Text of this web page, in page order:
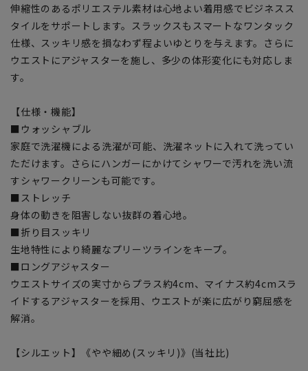
伸縮性のあるポリエステル素材は心地よい着用感でビジネスス
タイルをサポートします。スラックスもスマートなワンタック
仕様、スッキリ感を損なわず程よいゆとりを与えます。さらに
ウエストにアジャスターを施し、多少の体形変化にも対応しま
す。
【仕様・機能】
■ウォッシャブル
家庭で洗濯機による洗濯が可能、洗濯ネットに入れて洗ってい
ただけます。さらにハンガーにかけてシャワーで汚れを洗い流
すシャワークリーンも可能です。
■ストレッチ
身体の動きを阻害しない抜群の着心地。
■折り目スッキリ
生地特性により綺麗なプリーツラインをキープ。
■ロングアジャスター
ウエストサイズの実寸からプラス約4cm、マイナス約4cmスラ
イドするアジャスターを採用、ウエストが楽に広がり窮屈感を
解消。
【シルエット】《やや細め(スッキリ)》(当社比)